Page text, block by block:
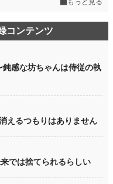
もっと見る
コンテンツ
感な坊ちゃんは侍従の執
えるつもりはありません
では捨てられるらしい